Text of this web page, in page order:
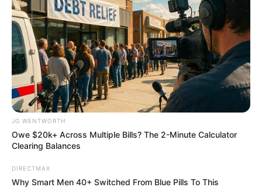
These '90s Couples Will Always Hold A Special Place
In Our Hearts
BRAINBERRIES
JG WENTWORTH
Owe $20k+ Across Multiple Bills? The 2-Minute Calculator
Clearing Balances
DIRECTMAX
Why Smart Men 40+ Switched From Blue Pills To This